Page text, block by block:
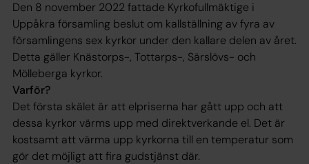
Den 8 november 2022 fattade Kyrkofullmäktige i
Uppåkra församling beslut om kallställning av fyra av
församlingens sex kyrkor under den kallare delen av året.
Detta gäller Knästorps-, Tottarps-, Särslövs- och
Mölleberga kyrkor.
Varför?
Det första skälet är att elpriserna har gått upp och att
dessa kyrkor värms upp med direktverkande el. Det är
kostsamt att värma upp kyrkorna till en temperatur som
gör det möjligt att fira gudstjänst där.